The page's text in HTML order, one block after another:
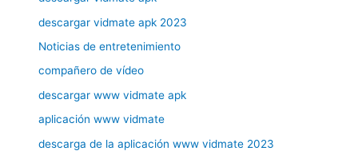
descargar vidmate apk 2023
Noticias de entretenimiento
compañero de vídeo
descargar www vidmate apk
aplicación www vidmate
descarga de la aplicación www vidmate 2023